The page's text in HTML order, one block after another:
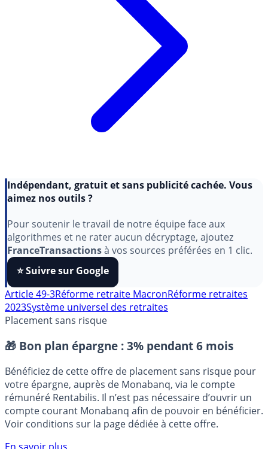
Indépendant, gratuit et sans publicité cachée. Vous
Pour soutenir le travail de notre équipe face aux
algorithmes et ne rater aucun décryptage, ajoutez
FranceTransactionsà vos sources préférées en 1 clic.
⭐️ Suivre sur Google
Article 49-3Réforme retraite MacronRéforme retraites
2023Système universel des retraites
Placement sans risque
🎁 Bon plan épargne : 3% pendant 6 mois
Bénéficiez de cette offre de placement sans risque pour
votre épargne, auprès de Monabanq, via le compte
rémunéré Rentabilis. Il n’est pas nécessaire d’ouvrir un
compte courant Monabanq afin de pouvoir en bénéficier.
Voir conditions sur la page dédiée à cette offre.